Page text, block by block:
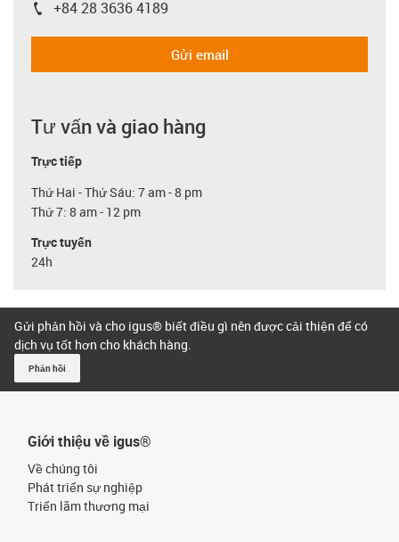
igus-icon-phone
+84 28 3636 4189
Gửi email
Tư vấn và giao hàng
Trực tiếp
Thứ Hai - Thứ Sáu: 7 am - 8 pm
Thứ 7: 8 am - 12 pm
Trực tuyến
24h
Gửi phản hồi và cho igus® biết điều gì nên được cải thiện để có
dịch vụ tốt hơn cho khách hàng.
Phản hồi
Giới thiệu về igus®
Về chúng tôi
Phát triển sự nghiệp
Triển lãm thương mại